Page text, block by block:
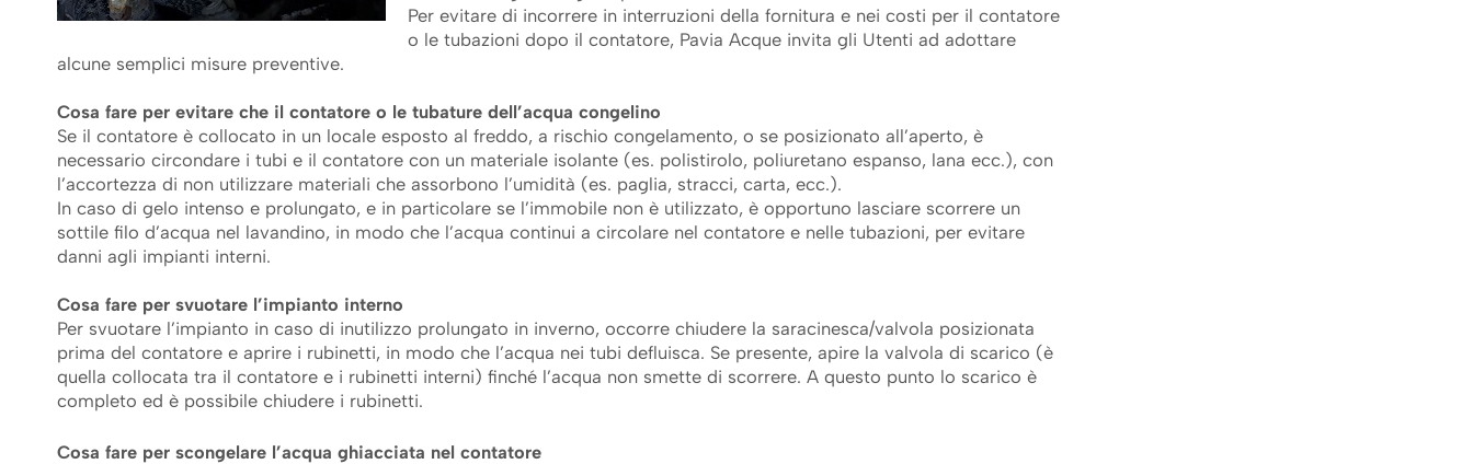
Per evitare di incorrere in interruzioni della fornitura e nei costi per il contatore
o le tubazioni dopo il contatore, Pavia Acque invita gli Utenti ad adottare
alcune semplici misure preventive.
Cosa fare per evitare che il contatore o le tubature dell’acqua congelino
Se il contatore è collocato in un locale esposto al freddo, a rischio congelamento, o se posizionato all’aperto, è
necessario circondare i tubi e il contatore con un materiale isolante (es. polistirolo, poliuretano espanso, lana ecc.), con
l’accortezza di non utilizzare materiali che assorbono l’umidità (es. paglia, stracci, carta, ecc.).
In caso di gelo intenso e prolungato, e in particolare se l’immobile non è utilizzato, è opportuno lasciare scorrere un
sottile filo d’acqua nel lavandino, in modo che l’acqua continui a circolare nel contatore e nelle tubazioni, per evitare
danni agli impianti interni.
Cosa fare per svuotare l’impianto interno
Per svuotare l’impianto in caso di inutilizzo prolungato in inverno, occorre chiudere la saracinesca/valvola posizionata
prima del contatore e aprire i rubinetti, in modo che l’acqua nei tubi defluisca. Se presente, apire la valvola di scarico (è
quella collocata tra il contatore e i rubinetti interni) finché l’acqua non smette di scorrere. A questo punto lo scarico è
completo ed è possibile chiudere i rubinetti.
Cosa fare per scongelare l’acqua ghiacciata nel contatore